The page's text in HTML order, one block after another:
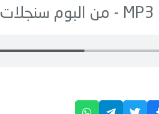
سنجلات